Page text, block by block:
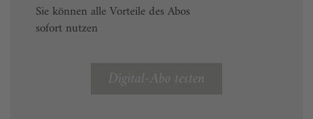
Sie können alle Vorteile des Abos
sofort nutzen
Digital-Abo testen